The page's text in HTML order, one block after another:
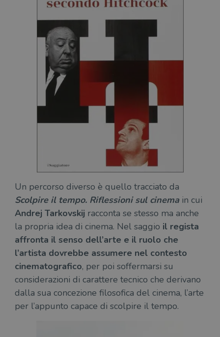
Un percorso diverso è quello tracciato da
Scolpire il tempo. Riflessioni sul cinema in cui
Andrej Tarkovskij racconta se stesso ma anche
la propria idea di cinema. Nel saggio il regista
affronta il senso dell’arte e il ruolo che
l’artista dovrebbe assumere nel contesto
cinematografico, per poi soffermarsi su
considerazioni di carattere tecnico che derivano
dalla sua concezione filosofica del cinema, l’arte
per l’appunto capace di scolpire il tempo.